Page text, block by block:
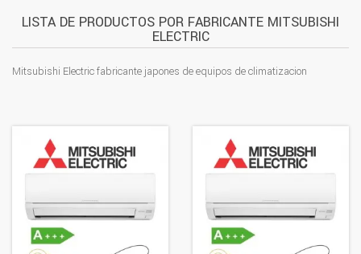
LISTA DE PRODUCTOS POR FABRICANTE MITSUBISHI
ELECTRIC
Mitsubishi Electric fabricante japones de equipos de climatizacion